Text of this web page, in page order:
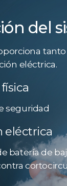
del
eléctrica.
seguridad
eléctrica
batería de